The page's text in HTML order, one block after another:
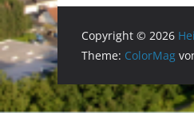
Copyright © 2026
Theme: ColorMag